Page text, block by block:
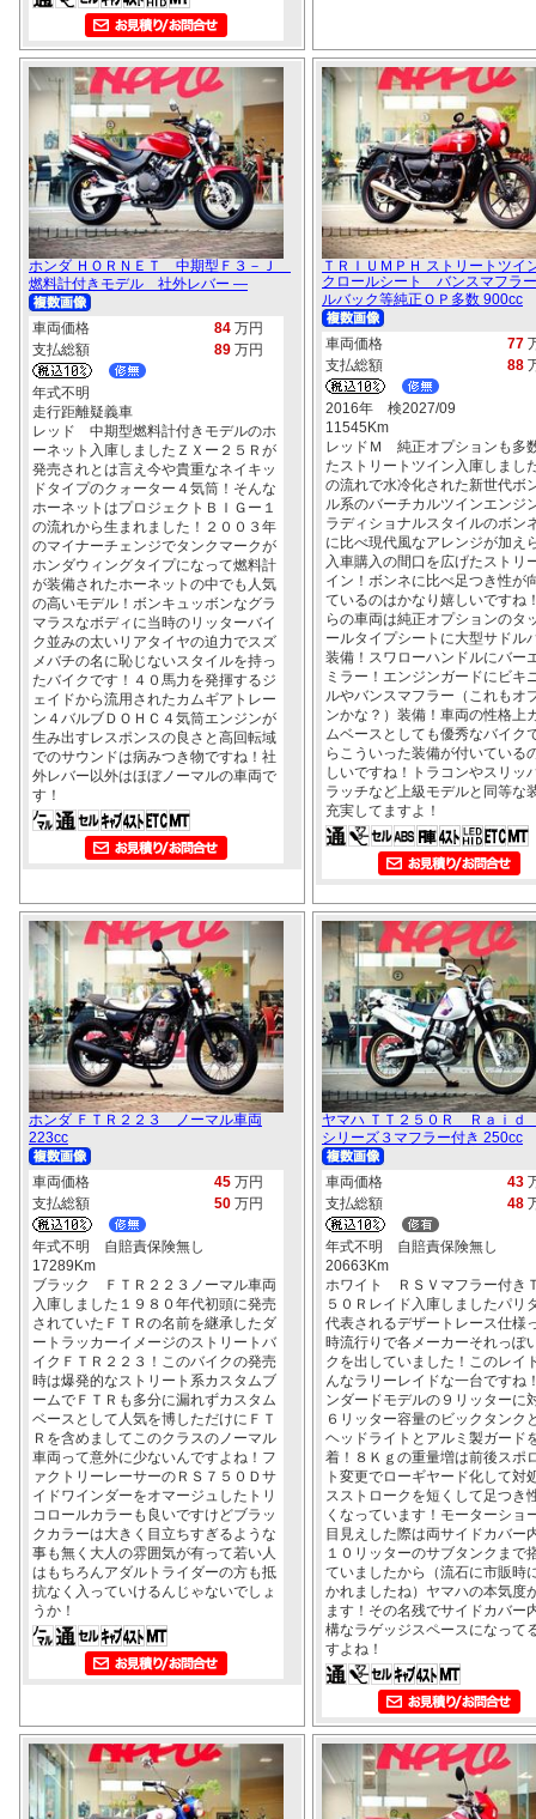
ホンダ ＨＯＲＮＥＴ 中期型Ｆ３－Ｊ
燃料計付きモデル 社外レバー ―
車両価格 84 万円
支払総額
89 万円
年式不明
走行距離疑義車
レッド 中期型燃料計付きモデルのホ
ーネット入庫しましたＺＸー２５Ｒが
発売されとは言え今や貴重なネイキッ
ドタイプのクォーター４気筒！そんな
ホーネットはプロジェクトＢＩＧー１
の流れから生まれました！２００３年
のマイナーチェンジでタンクマークが
ホンダウィングタイプになって燃料計
が装備されたホーネットの中でも人気
の高いモデル！ボンキュッボンなグラ
マラスなボディに当時のリッターバイ
ク並みの太いリアタイヤの迫力でスズ
メバチの名に恥じないスタイルを持っ
たバイクです！４０馬力を発揮するジ
ェイドから流用されたカムギアトレー
ン４バルブＤＯＨＣ４気筒エンジンが
生み出すレスポンスの良さと高回転域
でのサウンドは病みつき物ですね！社
外レバー以外はほぼノーマルの車両で
す！
ＴＲＩＵＭＰＨ ストリートツ
クロールシート バンスマフラ
ルバック等純正ＯＰ多数 900cc
車両価格 77
支払総額
88
2016年 検2027/09
11545Km
レッドＭ 純正オプションも多
たストリートツイン入庫しまし
の流れで水冷化された新世代ボ
ル系のバーチカルツインエンジ
ラディショナルスタイルのボン
に比べ現代風なアレンジが加え
入車購入の間口を広げたストリ
イン！ボンネに比べ足つき性が
ているのはかなり嬉しいですね
らの車両は純正オプションのタ
ールタイプシートに大型サドル
装備！スワローハンドルにバー
ミラー！エンジンガードにビキ
ルやバンスマフラー（これもオ
ンかな？）装備！車両の性格上
ムベースとしても優秀なバイク
らこういった装備が付いている
しいですね！トラコンやスリッ
ラッチなど上級モデルと同等な
充実してますよ！
ホンダ ＦＴＲ２２３ ノーマル車両
223cc
車両価格 45 万円
支払総額
50 万円
年式不明 自賠責保険無し
17289Km
ブラック ＦＴＲ２２３ノーマル車両
入庫しました１９８０年代初頭に発売
されていたＦＴＲの名前を継承したダ
ートラッカーイメージのストリートバ
イクＦＴＲ２２３！このバイクの発売
時は爆発的なストリート系カスタムブ
ームでＦＴＲも多分に漏れずカスタム
ベースとして人気を博しただけにＦＴ
Ｒを含めましてこのクラスのノーマル
車両って意外に少ないんですよね！フ
ァクトリーレーサーのＲＳ７５０Ｄサ
イドワインダーをオマージュしたトリ
コロールカラーも良いですけどブラッ
クカラーは大きく目立ちすぎるような
事も無く大人の雰囲気が有って若い人
はもちろんアダルトライダーの方も抵
抗なく入っていけるんじゃないでしょ
うか！
ヤマハ ＴＴ２５０Ｒ Ｒａｉ
シリーズ３マフラー付き 250cc
車両価格 43
支払総額
48
年式不明 自賠責保険無し
20663Km
ホワイト ＲＳＶマフラー付き
５０Ｒレイド入庫しましたパリ
代表されるデザートレース仕様
時流行りで各メーカーそれっぽ
クを出していました！このレイ
んなラリーレイドな一台ですね
ンダードモデルの９リッターに
６リッター容量のビックタンク
ヘッドライトとアルミ製ガード
着！８Ｋｇの重量増は前後スポ
ト変更でローギヤード化して対
スストロークを短くして足つき
くなっています！モーターショ
目見えした際は両サイドカバー
１０リッターのサブタンクまで
ていましたから（流石に市販時
かれましたね）ヤマハの本気度
ます！その名残でサイドカバー
構なラゲッジスペースになって
すよね！